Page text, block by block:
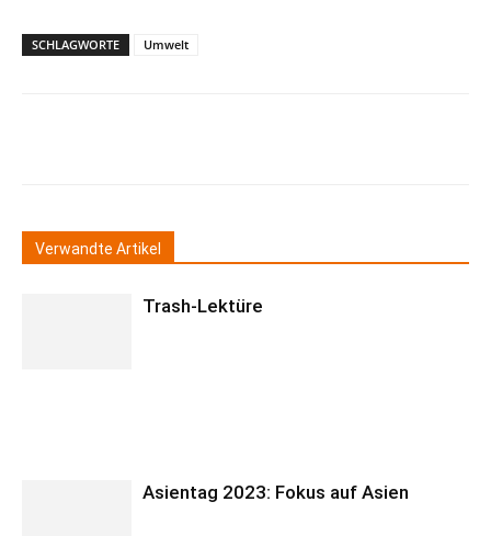
SCHLAGWORTE Umwelt
Verwandte Artikel
Trash-Lektüre
Asientag 2023: Fokus auf Asien